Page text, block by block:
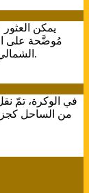
يمكن
مُوضَّحة على
الشمالي الغربي بأكمله وعلى طول الساحل الشرقي كله.
في الوكرة، تمّ
من الساحل